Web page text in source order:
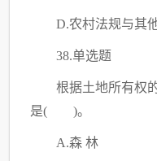
D.农村法规与其
38.单选题
根据土地所有权
是( )。
A.森 林